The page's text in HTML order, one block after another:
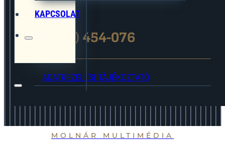
KAPCSOLAT
(28) 454-076
ADATKEZELÉSI TÁJÉKOZTATÓ
MOLNÁR MULTIMÉDIA